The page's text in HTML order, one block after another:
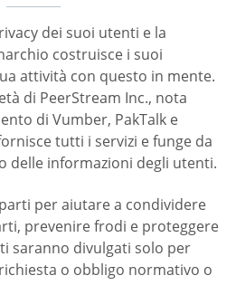
dei suoi utenti e la
costruisce i suoi
attività con questo in mente.
di PeerStream Inc., nota
di Vumber, PakTalk e
tutti i servizi e funge da
delle informazioni degli utenti.
per aiutare a condividere
prevenire frodi e proteggere
saranno divulgati solo per
o obbligo normativo o